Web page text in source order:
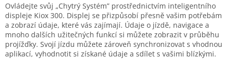
Ovládejte svůj „Chytrý Systém” prostřednictvím inteligentního
displeje Kiox 300. Displej se přizpůsobí přesně vašim potřebám
a zobrazí údaje, které vás zajímají. Údaje o jízdě, navigace a
mnoho dalších užitečných funkcí si můžete zobrazit v průběhu
projížďky. Svojí jízdu můžete zároveň synchronizovat s vhodnou
aplikací, vyhodnotit si získané údaje a sdílet s vašimi blízkými.